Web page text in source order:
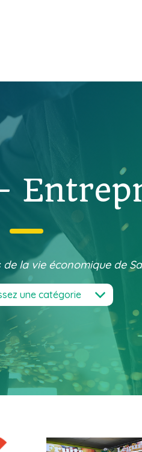
la vie économique de
une catégorie